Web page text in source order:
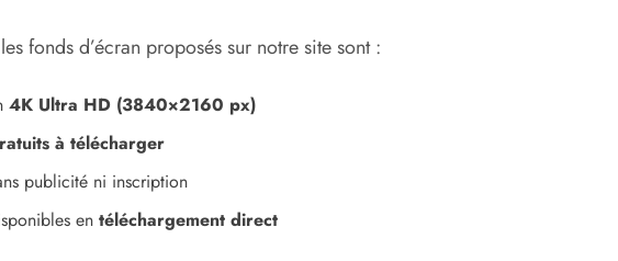
fonds d’écran proposés sur notre site sont :
4K Ultra HD (3840×2160 px)
à télécharger
publicité ni inscription
en téléchargement direct